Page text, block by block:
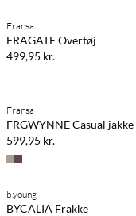
NYHED
Fransa
FRAGATE Overtøj
499,95 kr.
NYHED
Fransa
FRGWYNNE Casual jakke
599,95 kr.
NYHED
b.young
BYCALIA Frakke